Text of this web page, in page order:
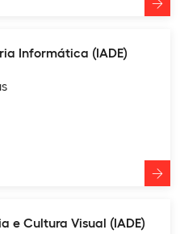
Informática (IADE)
e Cultura Visual (IADE)